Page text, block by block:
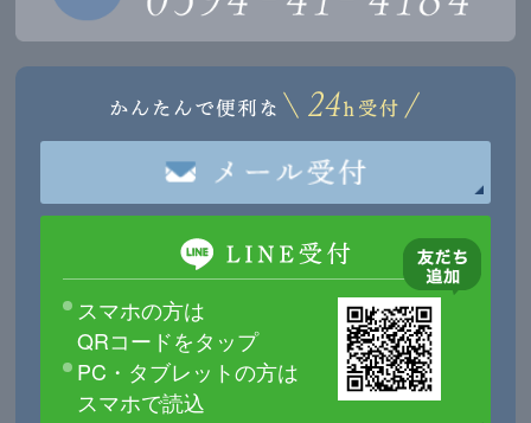
スマホの方は
QRコードをタップ
PC・タブレットの方は
スマホで読込